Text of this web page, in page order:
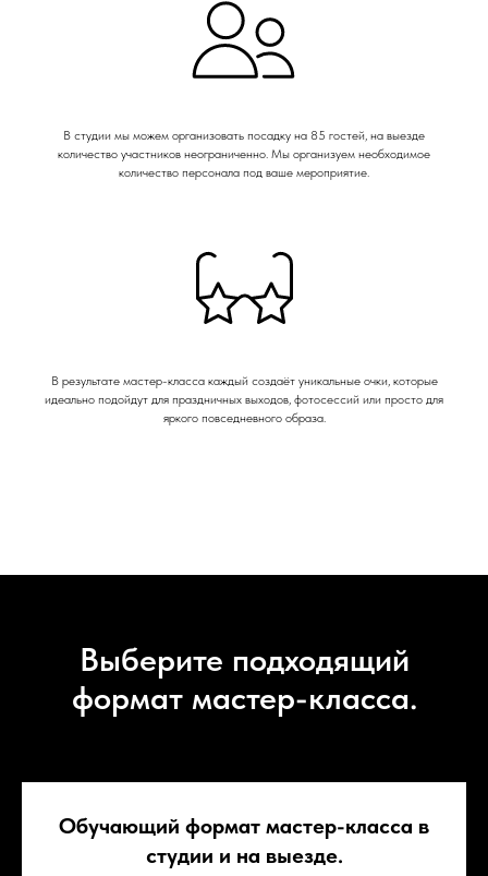
В студии мы можем организовать посадку на 85 гостей, на выезде
количество участников неограниченно. Мы организуем необходимое
количество персонала под ваше мероприятие.
В результате мастер-класса каждый создаёт уникальные очки, которые
идеально подойдут для праздничных выходов, фотосессий или просто для
яркого повседневного образа.
Выберите подходящий
формат мастер-класса.
Обучающий формат мастер-класса в
студии и на выезде.